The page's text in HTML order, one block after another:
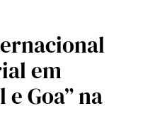
em
Goa” na